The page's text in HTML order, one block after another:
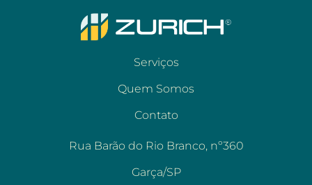
Serviços
Quem Somos
Contato
Rua Barão do Rio Branco, nº360
Garça/SP